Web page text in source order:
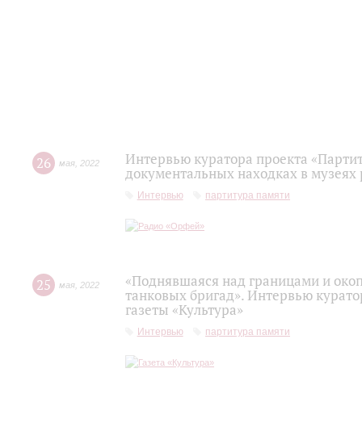
26 мая 2022
Интервью куратора проекта
документальных находках в музеях
Интервью партитура памяти
25 мая 2022
«Поднявшаяся над границами и
танковых бригад». Интервью
газеты «Культура»
Интервью партитура памяти